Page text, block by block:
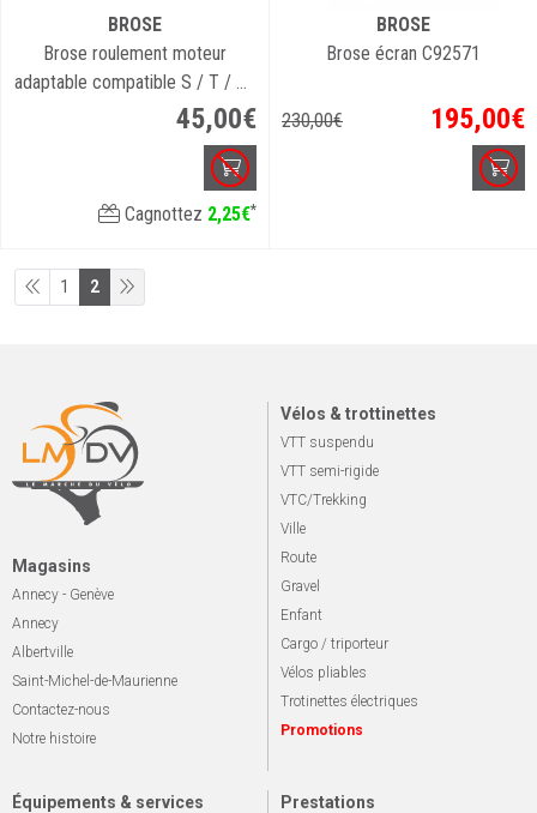
BROSE
Brose roulement moteur
adaptable compatible S / T / TF
45,00€
Cagnottez 2,25€*
BROSE
Brose écran C92571
230,00€ 195,00€
1 2
Magasins
Annecy - Genève
Annecy
Albertville
Saint-Michel-de-Maurienne
Contactez-nous
Notre histoire
Vélos & trottinettes
VTT suspendu
VTT semi-rigide
VTC/Trekking
Ville
Route
Gravel
Enfant
Cargo / triporteur
Vélos pliables
Trotinettes électriques
Promotions
Équipements & services Prestations